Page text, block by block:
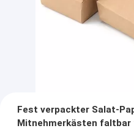
Fest verpackter Salat-
Mitnehmerkästen faltbar